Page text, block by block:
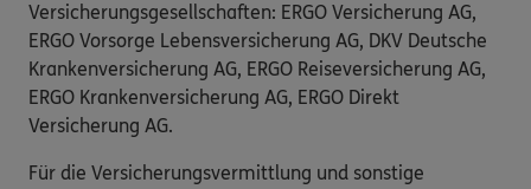
Versicherungsgesellschaften: ERGO Versicherung AG,
ERGO Vorsorge Lebensversicherung AG, DKV Deutsche
Krankenversicherung AG, ERGO Reiseversicherung AG,
ERGO Krankenversicherung AG, ERGO Direkt
Versicherung AG.
Für die Versicherungsvermittlung und sonstige